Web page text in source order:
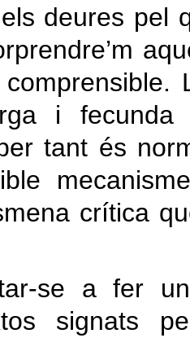
deures pel
i
tant és
crítica
se a fer un
signats